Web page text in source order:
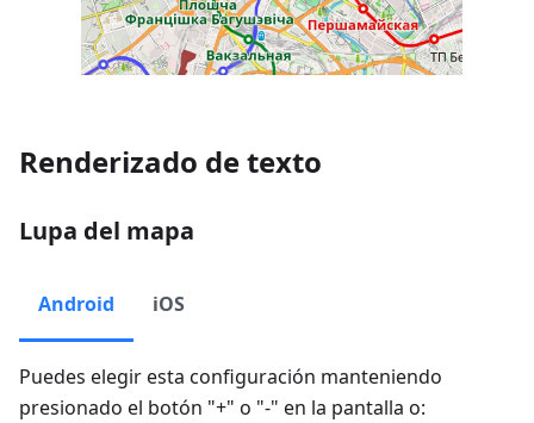
Renderizado de texto
Lupa del mapa
Android iOS
Puedes elegir esta configuración manteniendo
presionado el botón "+" o "-" en la pantalla o: